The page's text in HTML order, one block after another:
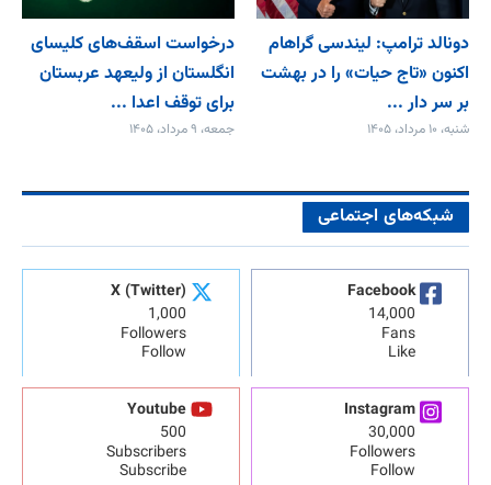
دونالد ترامپ: لیندسی گراهام
اکنون «تاج حیات» را در بهشت
بر سر دار ...
شنبه، ۱۰ مرداد، ۱۴۰۵
درخواست اسقف‌های کلیسای
انگلستان از ولیعهد عربستان
برای توقف اعدا ...
جمعه، ۹ مرداد، ۱۴۰۵
شبکه‌های اجتماعی
Facebook
14,000
Fans
Like
X (Twitter)
1,000
Followers
Follow
Instagram
30,000
Followers
Follow
Youtube
500
Subscribers
Subscribe